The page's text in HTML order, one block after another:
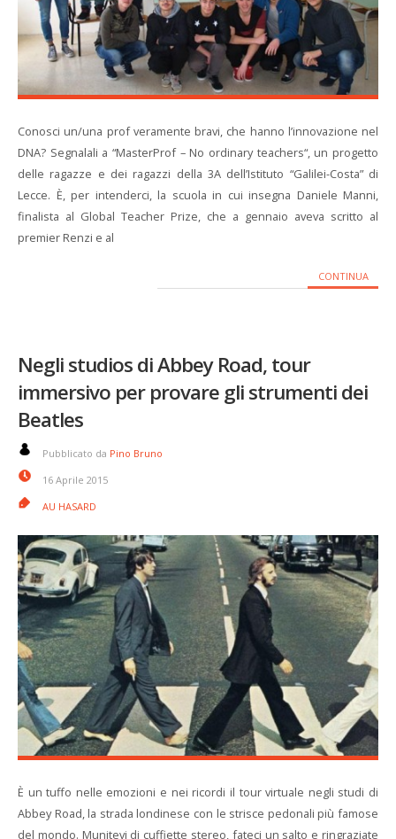
Conosci un/una prof veramente bravi, che hanno l’innovazione nel
DNA? Segnalali a “MasterProf – No ordinary teachers“, un progetto
delle ragazze e dei ragazzi della 3A dell’Istituto “Galilei-Costa” di
Lecce. È, per intenderci, la scuola in cui insegna Daniele Manni,
finalista al Global Teacher Prize, che a gennaio aveva scritto al
premier Renzi e al
CONTINUA
Negli studios di Abbey Road, tour
immersivo per provare gli strumenti dei
Beatles
Pubblicato da Pino Bruno
16 Aprile 2015
AU HASARD
È un tuffo nelle emozioni e nei ricordi il tour virtuale negli studi di
Abbey Road, la strada londinese con le strisce pedonali più famose
del mondo. Munitevi di cuffiette stereo, fateci un salto e ringraziate